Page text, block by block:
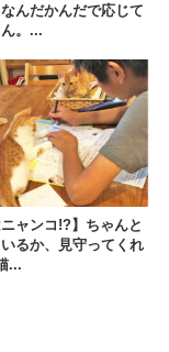
んだかんだで応じて
。...
ニャンコ!?】ちゃんと
るか、見守ってくれ
...
閉じる